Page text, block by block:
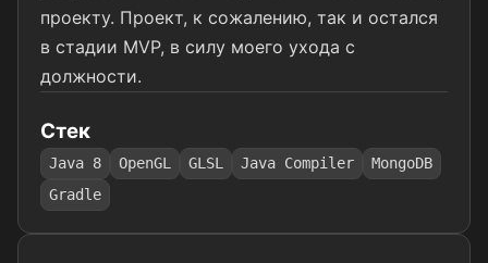
проекту. Проект, к сожалению, так и остался
в стадии MVP, в силу моего ухода с
должности.
Стек
Java 8 OpenGL GLSL Java Compiler
MongoDB
Gradle